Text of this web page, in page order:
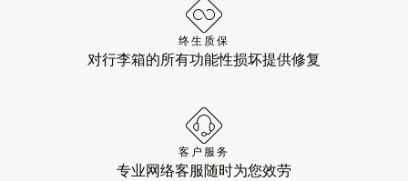
终生质保
对行李箱的所有功能性损坏提供修复
客户服务
专业网络客服随时为您效劳